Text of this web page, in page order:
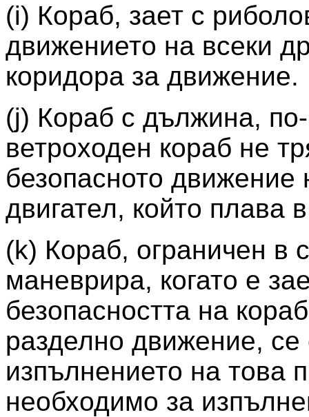
(i) Кораб, зает с
движението на всеки
коридора за движение.
(j) Кораб с дължина,
ветроходен кораб не
безопасното движение
двигател, който плава
(k) Кораб, ограничен в
маневрира, когато е
безопасността на
разделно движение,
изпълнението на това
необходимо за